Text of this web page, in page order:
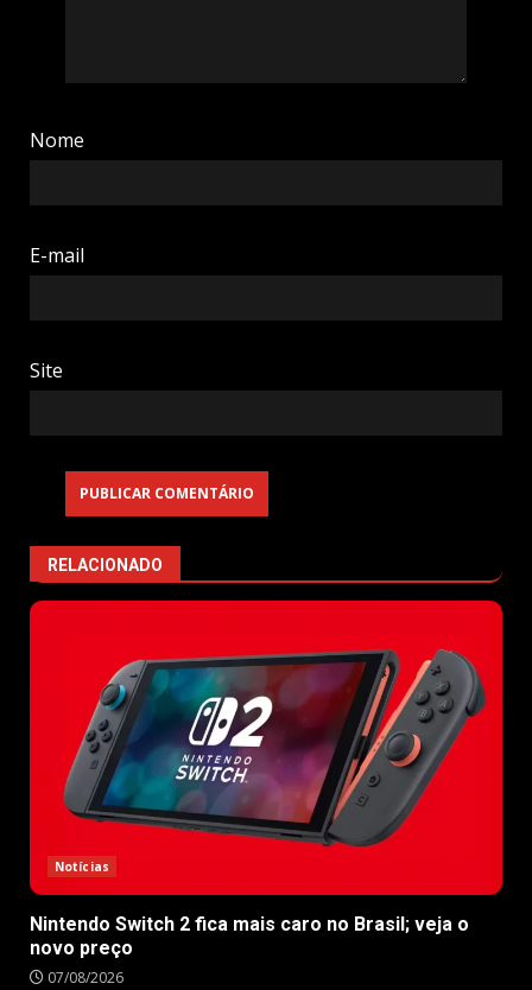
Nome
E-mail
Site
RELACIONADO
Notícias
Nintendo Switch 2 fica mais caro no Brasil; veja o
novo preço
07/08/2026